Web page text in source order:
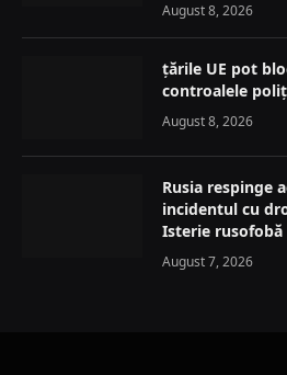
August 8, 2026
țările UE pot
controalele
August 8, 2026
Rusia respinge
incidentul cu
Isterie rusofobă
August 7, 2026